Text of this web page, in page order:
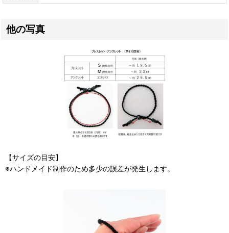
他の写真
【サイズの目安】
※ハンドメイド制作のため多少の誤差が発生します。